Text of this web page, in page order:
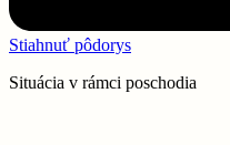
Stiahnuť pôdorys
Situácia v rámci poschodia